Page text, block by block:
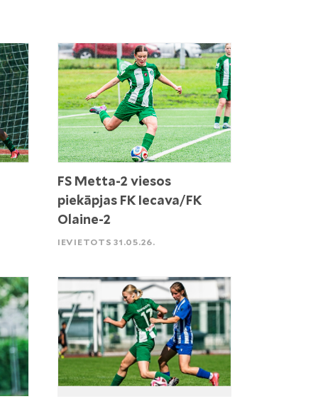
FS Metta-2 viesos
piekāpjas FK Iecava/FK
Olaine-2
IEVIETOTS 31.05.26.